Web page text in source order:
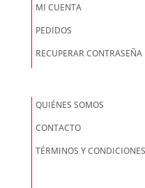
MI CUENTA
PEDIDOS
RECUPERAR CONTRASEÑA
QUIÉNES SOMOS
CONTACTO
TÉRMINOS Y CONDICIONES